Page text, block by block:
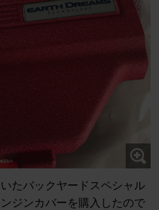
たバックヤードスペシャル
ジンカバーを購入したので